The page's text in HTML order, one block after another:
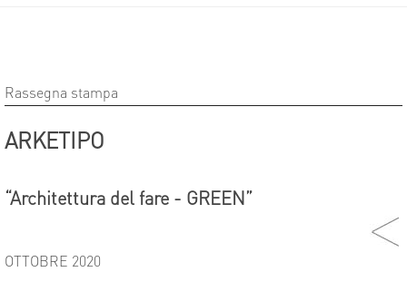
Rassegna stampa
ARKETIPO
“Architettura del fare - GREEN”
OTTOBRE 2020